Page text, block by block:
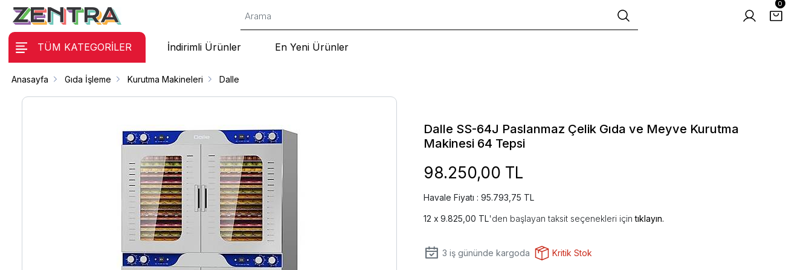
0
TÜM KATEGORİLER İndirimli Ürünler En Yeni Ürünler
Anasayfa Gıda İşleme Kurutma Makineleri Dalle
Dalle SS-64J Paslanmaz Çelik Gıda ve Meyve Kurutma
Makinesi 64 Tepsi
98.250,00 TL
Havale Fiyatı : 95.793,75 TL
9.825,00 TL'den başlayan taksit seçenekleri içintıklayın.
3 iş gününde kargoda Kritik Stok